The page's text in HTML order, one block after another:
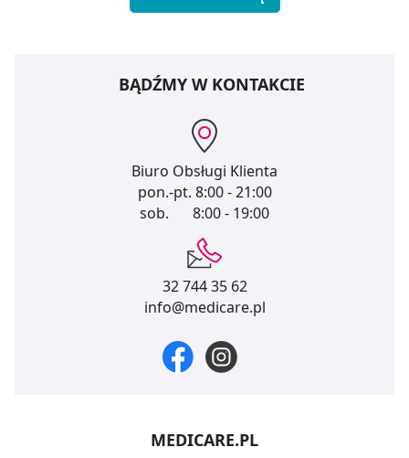
BĄDŹMY W KONTAKCIE
Biuro Obsługi Klienta
pon.-pt. 8:00 - 21:00
sob.
8:00 - 19:00
32 744 35 62
info@medicare.pl
MEDICARE.PL